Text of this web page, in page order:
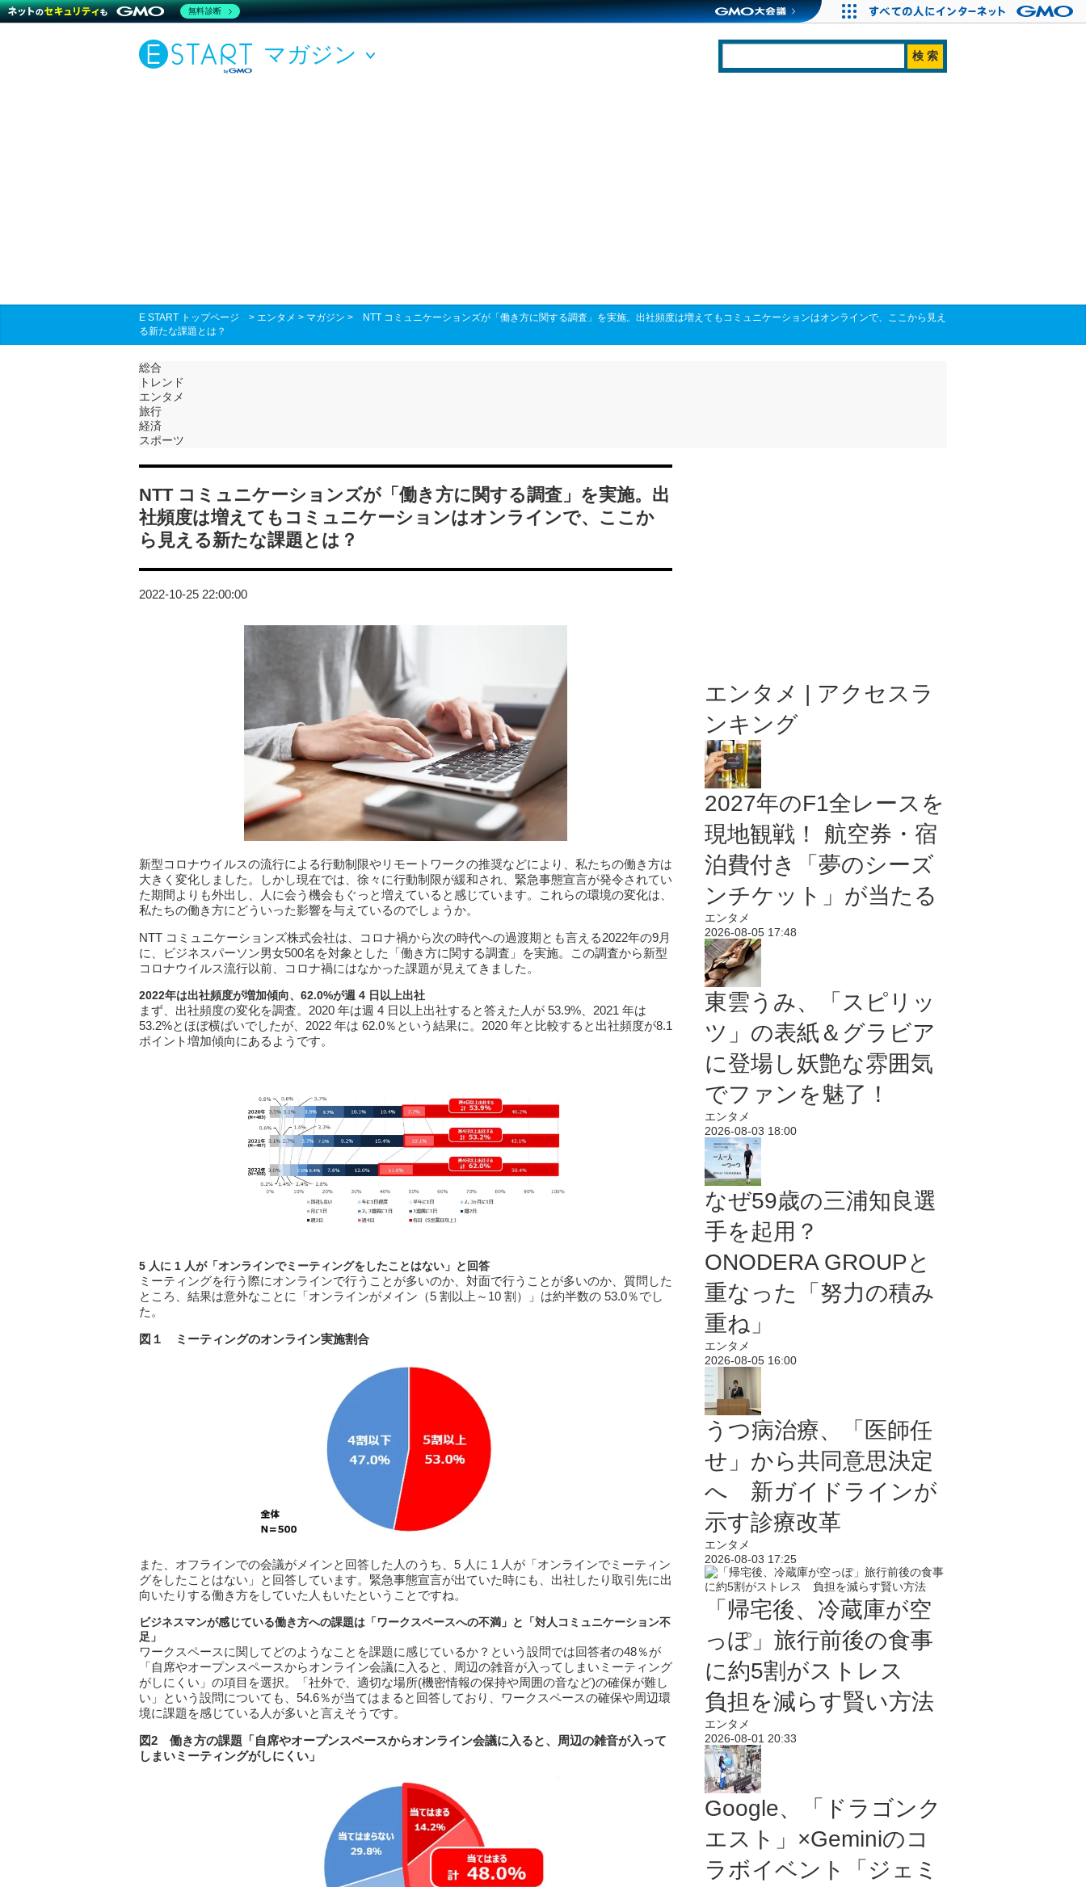
マガジン
E START トップページ > エンタメ > マガジン >
NTT コミュニケーションズが「働き方に関する調査」を実施。出社頻度は増えてもコミュニケーションはオンラインで、ここから見え
る新たな課題とは？
総合
トレンド
エンタメ
旅行
経済
スポーツ
NTT コミュニケーションズが「働き方に関する調査」を実施。出
社頻度は増えてもコミュニケーションはオンラインで、ここか
ら見える新たな課題とは？
2022-10-25 22:00:00
新型コロナウイルスの流行による行動制限やリモートワークの推奨などにより、私たちの働き方は
大きく変化しました。しかし現在では、徐々に行動制限が緩和され、緊急事態宣言が発令されてい
た期間よりも外出し、人に会う機会もぐっと増えていると感じています。これらの環境の変化は、
私たちの働き方にどういった影響を与えているのでしょうか。
NTT コミュニケーションズ株式会社は、コロナ禍から次の時代への過渡期とも言える2022年の9月
に、ビジネスパーソン男女500名を対象とした「働き方に関する調査」を実施。この調査から新型
コロナウイルス流行以前、コロナ禍にはなかった課題が見えてきました。
2022年は出社頻度が増加傾向、62.0%が週 4 日以上出社
まず、出社頻度の変化を調査。2020 年は週 4 日以上出社すると答えた人が 53.9%、2021 年は
53.2%とほぼ横ばいでしたが、2022 年は 62.0％という結果に。2020 年と比較すると出社頻度が8.1
ポイント増加傾向にあるようです。
5 人に 1 人が「オンラインでミーティングをしたことはない」と回答
ミーティングを行う際にオンラインで行うことが多いのか、対面で行うことが多いのか、質問した
ところ、結果は意外なことに「オンラインがメイン（5 割以上～10 割）」は約半数の 53.0％でし
た。
図１ ミーティングのオンライン実施割合
また、オフラインでの会議がメインと回答した人のうち、5 人に 1 人が「オンラインでミーティン
グをしたことはない」と回答しています。緊急事態宣言が出ていた時にも、出社したり取引先に出
向いたりする働き方をしていた人もいたということですね。
ビジネスマンが感じている働き方への課題は「ワークスペースへの不満」と「対人コミュニケーション不
足」
ワークスペースに関してどのようなことを課題に感じているか？という設問では回答者の48％が
「自席やオープンスペースからオンライン会議に入ると、周辺の雑音が入ってしまいミーティング
がしにくい」の項目を選択。「社外で、適切な場所(機密情報の保持や周囲の音など)の確保が難し
い」という設問についても、54.6％が当てはまると回答しており、ワークスペースの確保や周辺環
境に課題を感じている人が多いと言えそうです。
図2 働き方の課題「自席やオープンスペースからオンライン会議に入ると、周辺の雑音が入って
しまいミーティングがしにくい」
エンタメ | アクセスラ
ンキング
2027年のF1全レースを
現地観戦！ 航空券・宿
泊費付き「夢のシーズ
ンチケット」が当たる
エンタメ
2026-08-05 17:48
東雲うみ、「スピリッ
ツ」の表紙＆グラビア
に登場し妖艶な雰囲気
でファンを魅了！
エンタメ
2026-08-03 18:00
なぜ59歳の三浦知良選
手を起用？
ONODERA GROUPと
重なった「努力の積み
重ね」
エンタメ
2026-08-05 16:00
うつ病治療、「医師任
せ」から共同意思決定
へ 新ガイドラインが
示す診療改革
エンタメ
2026-08-03 17:25
「帰宅後、冷蔵庫が空
っぽ」旅行前後の食事
に約5割がストレス
負担を減らす賢い方法
エンタメ
2026-08-01 20:33
Google、「ドラゴンク
エスト」×Geminiのコ
ラボイベント「ジェミ
無料診断